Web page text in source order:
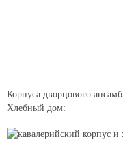
Корпуса дворцового
Хлебный дом: